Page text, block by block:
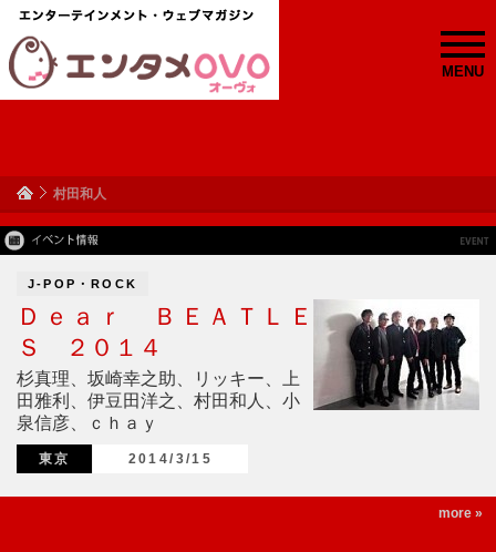
MENU
村田和人
J-POP・ROCK
Ｄｅａｒ ＢＥＡＴＬＥ
Ｓ ２０１４
杉真理、坂崎幸之助、リッキー、上
田雅利、伊豆田洋之、村田和人、小
泉信彦、ｃｈａｙ
東京 2014/3/15
more »